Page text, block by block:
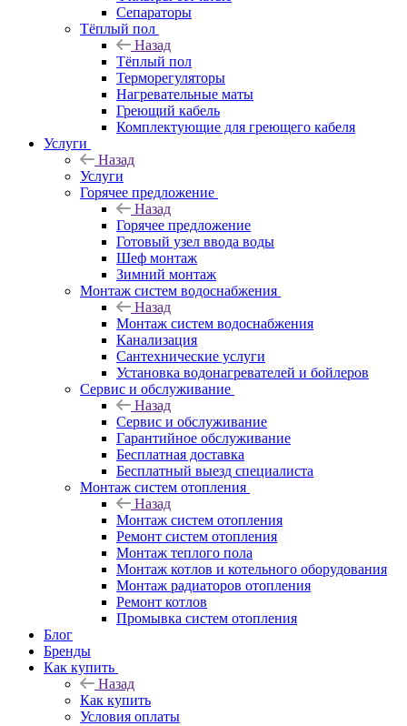
Сепараторы
Тёплый пол
Назад
Тёплый пол
Терморегуляторы
Нагревательные маты
Греющий кабель
Комплектующие для греющего кабеля
Услуги
Назад
Услуги
Горячее предложение
Назад
Горячее предложение
Готовый узел ввода воды
Шеф монтаж
Зимний монтаж
Монтаж систем водоснабжения
Назад
Монтаж систем водоснабжения
Канализация
Сантехнические услуги
Установка водонагревателей и бойлеров
Сервис и обслуживание
Назад
Сервис и обслуживание
Гарантийное обслуживание
Бесплатная доставка
Бесплатный выезд специалиста
Монтаж систем отопления
Назад
Монтаж систем отопления
Ремонт систем отопления
Монтаж теплого пола
Монтаж котлов и котельного оборудования
Монтаж радиаторов отопления
Ремонт котлов
Промывка систем отопления
Блог
Бренды
Как купить
Назад
Как купить
Условия оплаты